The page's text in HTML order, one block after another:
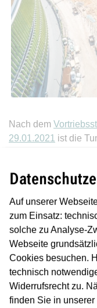
Nach dem
29.01.2021 ist die
Güterplatz
bestehenden
für die Südröhre der
In der
der westlichen
dass das
stand. Diese
gesicherte
Auf unserer
zum Einsatz:
solche zu Analyse-
Webseite
Cookies besuchen.
technisch
Widerrufsrecht zu.
finden Sie in